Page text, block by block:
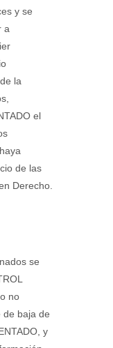
y se
a
la
el
de las
Derecho.
se
no
de baja de
y